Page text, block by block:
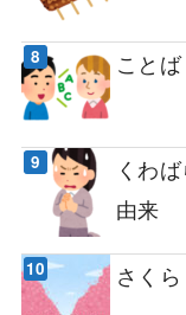
こと
くわ
由来
さく